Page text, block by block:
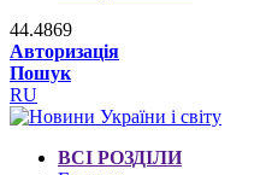
44.4869
Авторизація
Пошук
RU
ВСІ РОЗДІЛИ